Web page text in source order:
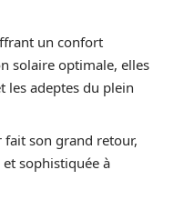
un confort
solaire optimale, elles
les adeptes du plein
fait son grand retour,
sophistiquée à